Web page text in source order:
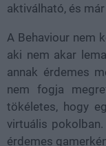
aktiválható, és
A Behaviour nem
aki nem akar
annak érdemes
nem fogja
tökéletes, hogy
virtuális
érdemes